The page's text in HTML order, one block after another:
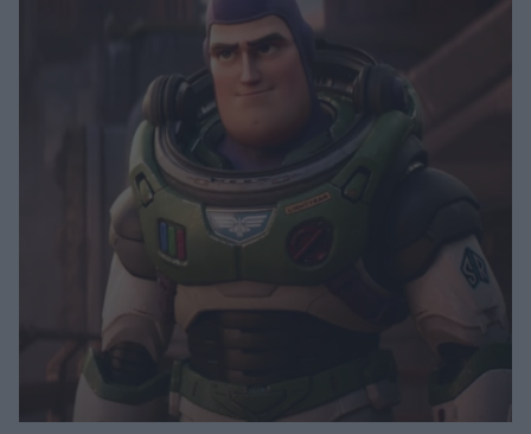
Well being
Υγεία + Διατροφή
Σχέσεις & Σεξ
Woman Power
Working Girl